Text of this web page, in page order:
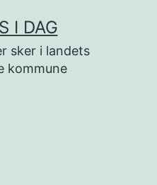
I DAG
sker i landets
kommune